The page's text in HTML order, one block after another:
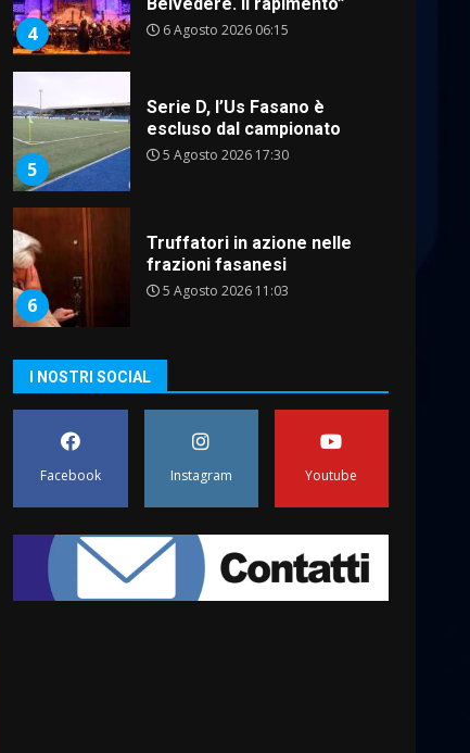
5
6
7
Carta d’identità: continua il
piano di aperture
straordinarie del Comune di
Grazia Neglia, coordinatrice
cittadina di Fratelli d’Italia,
I NOSTRI SOCIAL
Facebook Instagram Youtube